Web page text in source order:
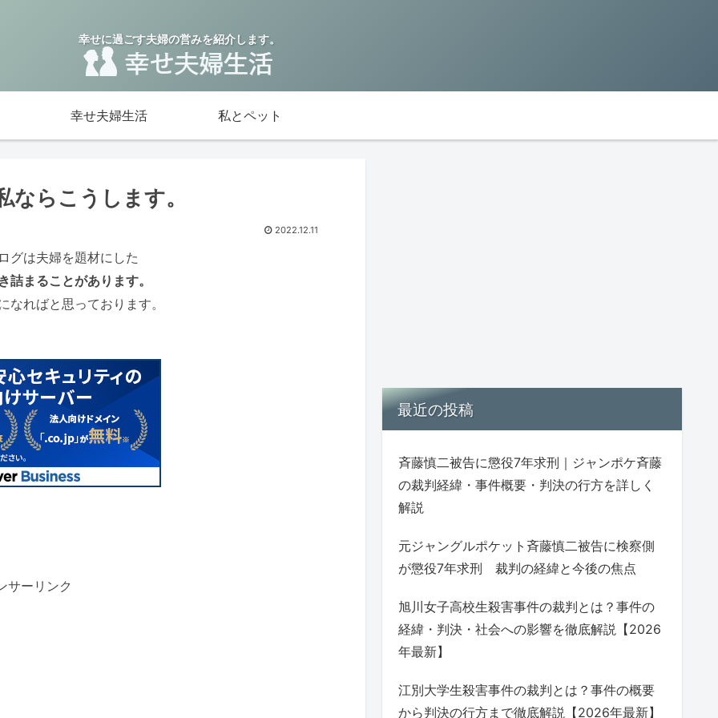
幸せに過ごす夫婦の営みを紹介します。
幸せ夫婦生活 私とペット
らこうします。
2022.12.11
グは夫婦を題材にした
詰まることがあります。
ればと思っております。
サーリンク
最近の投稿
斉藤慎二被告に懲役7年求刑｜ジャンポケ斉藤
の裁判経緯・事件概要・判決の行方を詳しく
解説
元ジャングルポケット斉藤慎二被告に検察側
が懲役7年求刑 裁判の経緯と今後の焦点
旭川女子高校生殺害事件の裁判とは？事件の
経緯・判決・社会への影響を徹底解説【2026
年最新】
江別大学生殺害事件の裁判とは？事件の概要
から判決の行方まで徹底解説【2026年最新】